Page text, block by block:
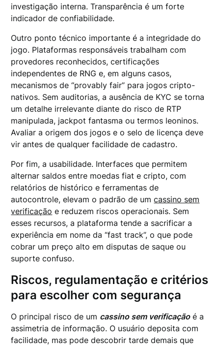
investigação interna. Transparência é um forte
indicador de confiabilidade.
Outro ponto técnico importante é a integridade do
jogo. Plataformas responsáveis trabalham com
provedores reconhecidos, certificações
independentes de RNG e, em alguns casos,
mecanismos de “provably fair” para jogos cripto-
nativos. Sem auditorias, a ausência de KYC se torna
um detalhe irrelevante diante do risco de RTP
manipulada, jackpot fantasma ou termos leoninos.
Avaliar a origem dos jogos e o selo de licença deve
vir antes de qualquer facilidade de cadastro.
Por fim, a usabilidade. Interfaces que permitem
alternar saldos entre moedas fiat e cripto, com
relatórios de histórico e ferramentas de
autocontrole, elevam o padrão de umcassino sem
verificação e reduzem riscos operacionais. Sem
esses recursos, a plataforma tende a sacrificar a
experiência em nome da “fast track”, o que pode
cobrar um preço alto em disputas de saque ou
suporte confuso.
Riscos, regulamentação e critérios
para escolher com segurança
O principal risco de um cassino sem verificaçãoé a
assimetria de informação. O usuário deposita com
facilidade, mas pode descobrir tarde demais que